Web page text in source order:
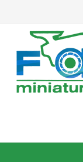
contenido